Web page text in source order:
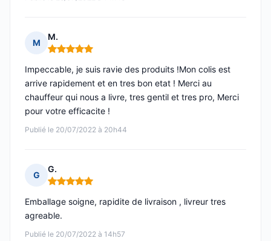
M
M.
Note : 5 sur 5
Publié le 20/07/2022 à 20h44
Impeccable, je suis ravie des produits !Mon colis est
arrive rapidement et en tres bon etat ! Merci au
chauffeur qui nous a livre, tres gentil et tres pro, Merci
pour votre efficacite !
G
G.
Note : 5 sur 5
Publié le 20/07/2022 à 14h57
Emballage soigne, rapidite de livraison , livreur tres
agreable.